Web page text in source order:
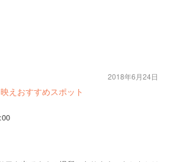
えおすすめスポット
2018年6月24日